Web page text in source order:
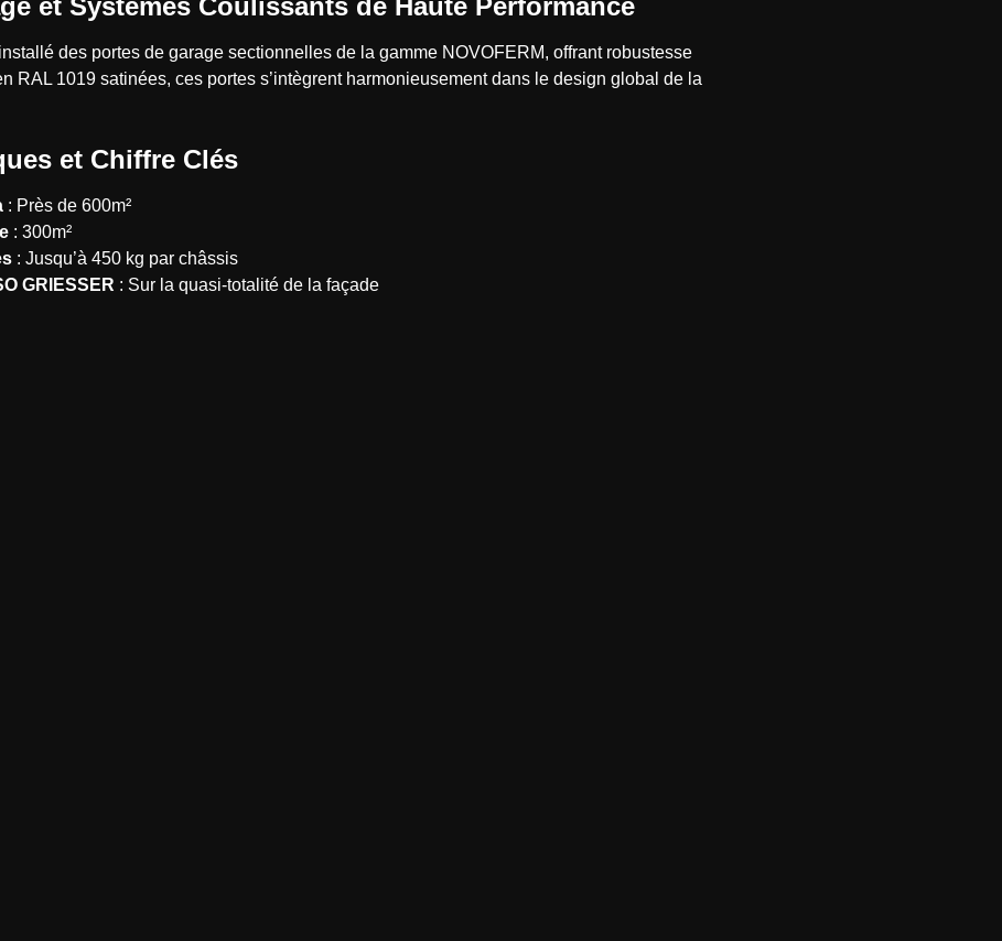
et Systèmes Coulissants de Haute Performance
des portes de garage sectionnelles de la gamme NOVOFERM, offrant robustesse
RAL 1019 satinées, ces portes s’intègrent harmonieusement dans le design global de la
et Chiffre Clés
: Près de 600m²
: 300m²
: Jusqu’à 450 kg par châssis
GRIESSER : Sur la quasi-totalité de la façade